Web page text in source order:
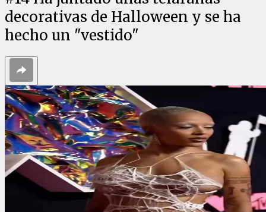
decorativas de Halloween y se ha
hecho un "vestido"